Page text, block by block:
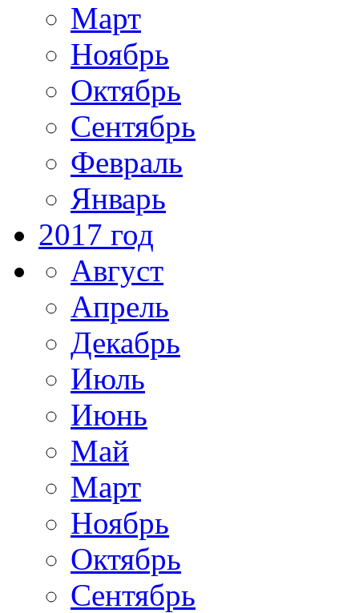
Март
Ноябрь
Октябрь
Сентябрь
Февраль
Январь
2017 год
Август
Апрель
Декабрь
Июль
Июнь
Май
Март
Ноябрь
Октябрь
Сентябрь